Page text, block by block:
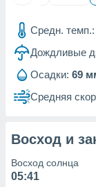
рекламы
сведения
наших 1199
Средн. темп.:
Дождливые
Осадки: 69
Средняя
Восход и
Восход солнца
05:41